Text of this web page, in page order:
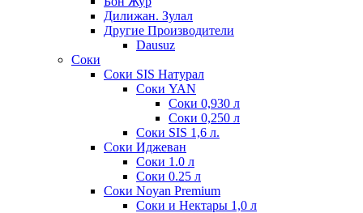
Дилижан. Зулал
Другие Производители
Dausuz
Соки
Соки SIS Натурал
Соки YAN
Соки 0,930 л
Соки 0,250 л
Соки SIS 1,6 л.
Соки Иджеван
Соки 1.0 л
Соки 0.25 л
Соки Noyan Premium
Соки и Нектары 1,0 л